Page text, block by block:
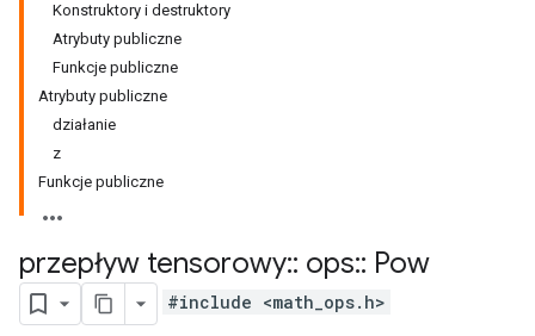
Konstruktory i destruktory
Atrybuty publiczne
Funkcje publiczne
Atrybuty publiczne
działanie
z
Funkcje publiczne
przepływ tensorowy:: ops:: Pow
#include <math_ops.h>